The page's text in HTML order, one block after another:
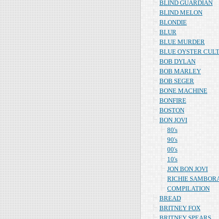
BLIND GUARDIAN
BLIND MELON
BLONDIE
BLUR
BLUE MURDER
BLUE OYSTER CULT
BOB DYLAN
BOB MARLEY
BOB SEGER
BONE MACHINE
BONFIRE
BOSTON
BON JOVI
80's
90's
00's
10's
JON BON JOVI
RICHIE
COMPILATION
BREAD
BRITNEY FOX
BRITNEY SPEARS